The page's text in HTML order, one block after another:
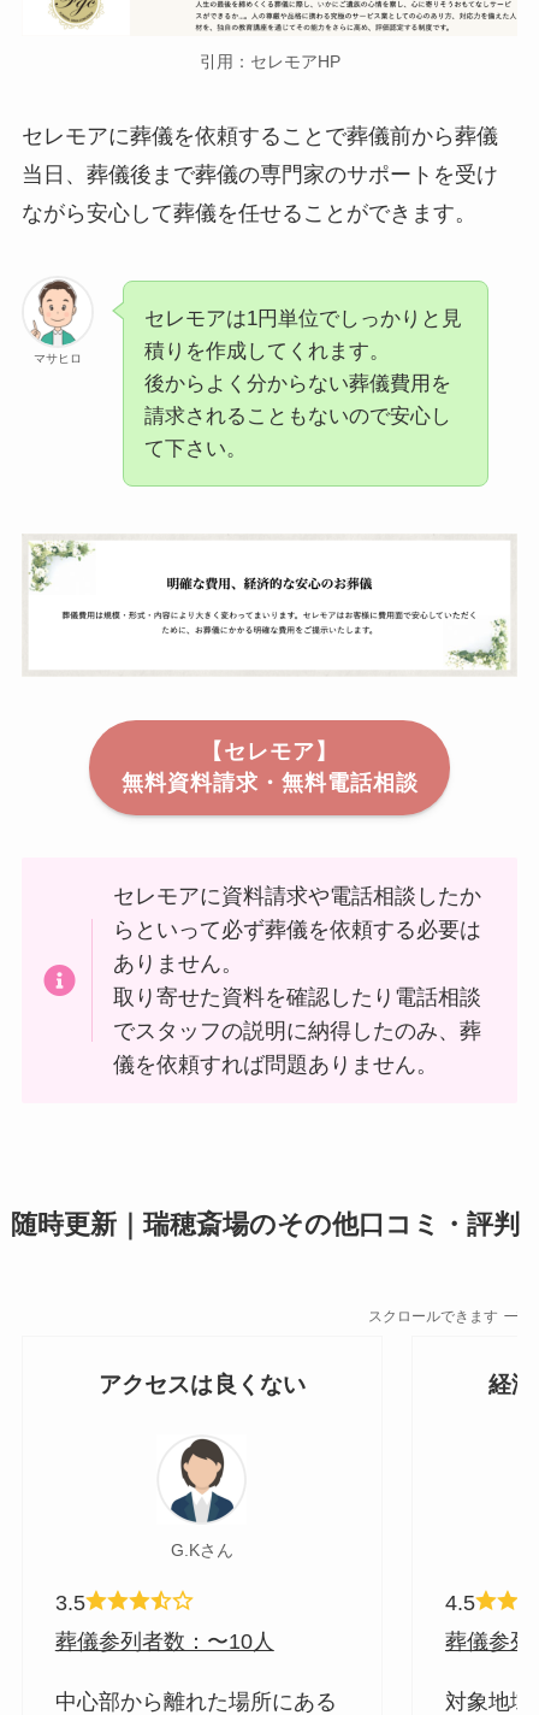
引用：セレモアHP
セレモアに葬儀を依頼することで葬儀前から葬儀
当日、葬儀後まで葬儀の専門家のサポートを受け
ながら安心して葬儀を任せることができます。
マサヒロ
セレモアは1円単位でしっかりと見
積りを作成してくれます。
後からよく分からない葬儀費用を
請求されることもないので安心し
て下さい。
【セレモア】
無料資料請求・無料電話相談
セレモアに資料請求や電話相談したか
らといって必ず葬儀を依頼する必要は
ありません。
取り寄せた資料を確認したり電話相談
でスタッフの説明に納得したのみ、葬
儀を依頼すれば問題ありません。
随時更新｜瑞穂斎場のその他口コミ・評判
スクロールできます
アクセスは良くない
G.Kさん
3.5
葬儀参列者数：〜10人
中心部から離れた場所にある
経
4.5
葬儀参列
対象地域